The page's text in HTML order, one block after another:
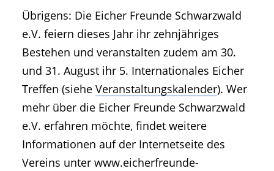
Übrigens: Die Eicher Freunde Schwarzwald
e.V. feiern dieses Jahr ihr zehnjähriges
Bestehen und veranstalten zudem am 30.
und 31. August ihr 5. Internationales Eicher
Treffen (siehe Veranstaltungskalender). Wer
mehr über die Eicher Freunde Schwarzwald
e.V. erfahren möchte, findet weitere
Informationen auf der Internetseite des
Vereins unter www.eicherfreunde-